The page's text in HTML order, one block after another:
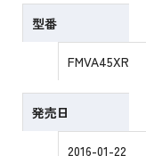
型番
FMVA45XR
発売日
2016-01-22